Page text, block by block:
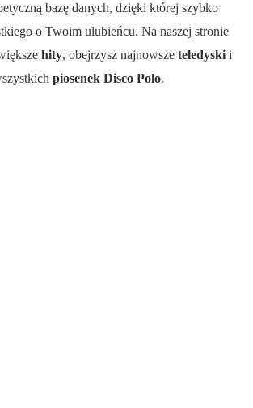
bazę danych, dzięki której szybko
o Twoim ulubieńcu. Na naszej stronie
hity, obejrzysz najnowsze teledyski i
piosenek Disco Polo.